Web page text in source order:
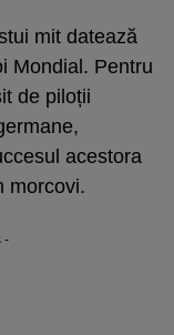
mit datează
Mondial. Pentru
de piloții
acestora
morcovi.
-